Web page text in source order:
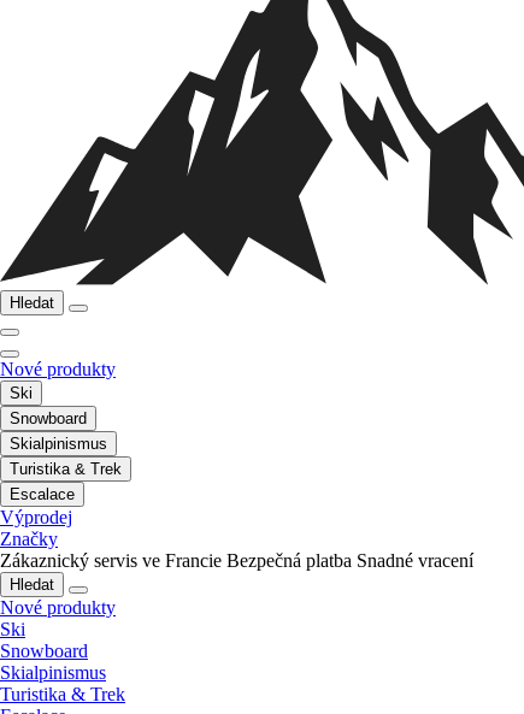
Hledat
Nové produkty
Ski
Snowboard
Skialpinismus
Turistika & Trek
Escalace
Výprodej
Značky
Zákaznický servis ve Francie Bezpečná platba Snadné vracení
Hledat
Nové produkty
Ski
Snowboard
Skialpinismus
Turistika & Trek